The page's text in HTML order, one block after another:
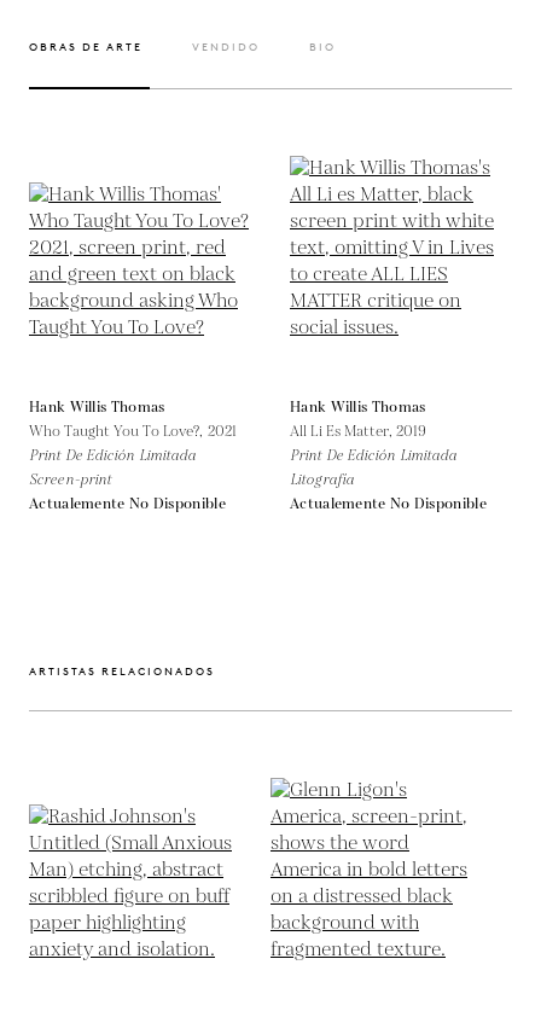
OBRAS DE ARTE VENDIDO BIO
Hank Willis Thomas
Who Taught You To Love?, 2021
Print De Edición Limitada
Screen-print
Actualemente No Disponible
Hank Willis Thomas
All Li Es Matter, 2019
Print De Edición Limitada
Litografía
Actualemente No Disponible
ARTISTAS RELACIONADOS